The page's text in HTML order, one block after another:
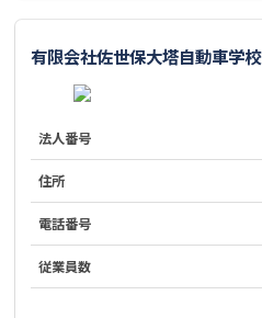
有限会社佐世保大塔自動車学校
法人番号
住所
電話番号
従業員数